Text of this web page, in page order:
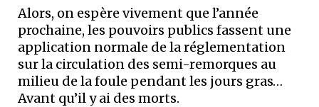
Alors, on espère vivement que l’année
prochaine, les pouvoirs publics fassent une
application normale de la réglementation
sur la circulation des semi-remorques au
milieu de la foule pendant les jours gras…
Avant qu’il y ai des morts.